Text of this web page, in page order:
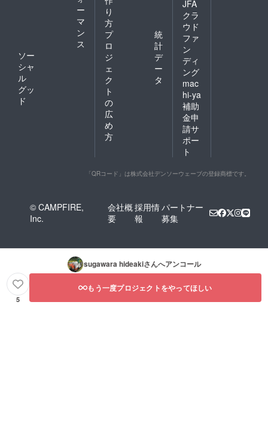
ー
マ
ン
ス
ソー
シャ
ル
グッ
ド
り
方
プ
ロ
ジ
ェ
ク
ト
の
広
め
方
統
計
デ
ー
タ
JFA
クラ
ウド
ファ
ン
ディ
ング
mac
hi-ya
補助
金申
請サ
ポー
ト
「QRコード」は株式会社デンソーウェーブの登録商標です。
© CAMPFIRE,
Inc.
会社概
要
採用情
報
パートナー
募集
sugawara hideakiさんへアンコール
5
もう一度プロジェクトをやってほしい